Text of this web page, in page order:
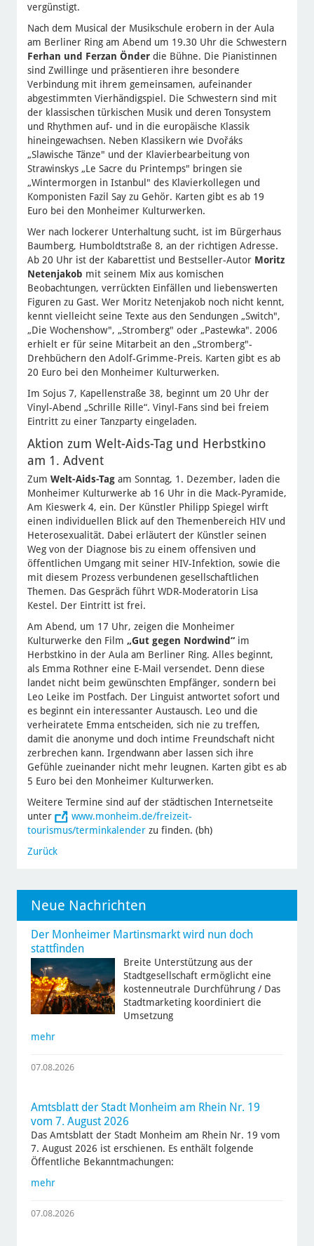
vergünstigt.
Nach dem Musical der Musikschule erobern in der Aula
am Berliner Ring am Abend um 19.30 Uhr die Schwestern
Ferhan und Ferzan Önderdie Bühne. Die Pianistinnen
sind Zwillinge und präsentieren ihre besondere
Verbindung mit ihrem gemeinsamen, aufeinander
abgestimmten Vierhändigspiel. Die Schwestern sind mit
der klassischen türkischen Musik und deren Tonsystem
und Rhythmen auf- und in die europäische Klassik
hineingewachsen. Neben Klassikern wie Dvořáks
„Slawische Tänze" und der Klavierbearbeitung von
Strawinskys „Le Sacre du Printemps" bringen sie
„Wintermorgen in Istanbul" des Klavierkollegen und
Komponisten Fazil Say zu Gehör. Karten gibt es ab 19
Euro bei den Monheimer Kulturwerken.
Wer nach lockerer Unterhaltung sucht, ist im Bürgerhaus
Baumberg, Humboldtstraße 8, an der richtigen Adresse.
Ab 20 Uhr ist der Kabarettist und Bestseller-Autor Moritz
Netenjakob mit seinem Mix aus komischen
Beobachtungen, verrückten Einfällen und liebenswerten
Figuren zu Gast. Wer Moritz Netenjakob noch nicht kennt,
kennt vielleicht seine Texte aus den Sendungen „Switch",
„Die Wochenshow", „Stromberg" oder „Pastewka". 2006
erhielt er für seine Mitarbeit an den „Stromberg"-
Drehbüchern den Adolf-Grimme-Preis. Karten gibt es ab
20 Euro bei den Monheimer Kulturwerken.
Im Sojus 7, Kapellenstraße 38, beginnt um 20 Uhr der
Vinyl-Abend „Schrille Rille“. Vinyl-Fans sind bei freiem
Eintritt zu einer Tanzparty eingeladen.
Aktion zum Welt-Aids-Tag und Herbstkino
am 1. Advent
Zum Welt-Aids-Tagam Sonntag, 1. Dezember, laden die
Monheimer Kulturwerke ab 16 Uhr in die Mack-Pyramide,
Am Kieswerk 4, ein. Der Künstler Philipp Spiegel wirft
einen individuellen Blick auf den Themenbereich HIV und
Heterosexualität. Dabei erläutert der Künstler seinen
Weg von der Diagnose bis zu einem offensiven und
öffentlichen Umgang mit seiner HIV-Infektion, sowie die
mit diesem Prozess verbundenen gesellschaftlichen
Themen. Das Gespräch führt WDR-Moderatorin Lisa
Kestel. Der Eintritt ist frei.
Am Abend, um 17 Uhr, zeigen die Monheimer
Kulturwerke den Film „Gut gegen Nordwind“im
Herbstkino in der Aula am Berliner Ring. Alles beginnt,
als Emma Rothner eine E-Mail versendet. Denn diese
landet nicht beim gewünschten Empfänger, sondern bei
Leo Leike im Postfach. Der Linguist antwortet sofort und
es beginnt ein interessanter Austausch. Leo und die
verheiratete Emma entscheiden, sich nie zu treffen,
damit die anonyme und doch intime Freundschaft nicht
zerbrechen kann. Irgendwann aber lassen sich ihre
Gefühle zueinander nicht mehr leugnen. Karten gibt es ab
5 Euro bei den Monheimer Kulturwerken.
Weitere Termine sind auf der städtischen Internetseite
unter
www.monheim.de/freizeit-
tourismus/terminkalenderzu finden. (bh)
Zurück
Neue Nachrichten
Der Monheimer Martinsmarkt wird nun doch
stattfinden
Breite Unterstützung aus der
Stadtgesellschaft ermöglicht eine
kostenneutrale Durchführung / Das
Stadtmarketing koordiniert die
Umsetzung
mehr
07.08.2026
Amtsblatt der Stadt Monheim am Rhein Nr. 19
vom 7. August 2026
Das Amtsblatt der Stadt Monheim am Rhein Nr. 19 vom
7. August 2026 ist erschienen. Es enthält folgende
Öffentliche Bekanntmachungen:
mehr
07.08.2026